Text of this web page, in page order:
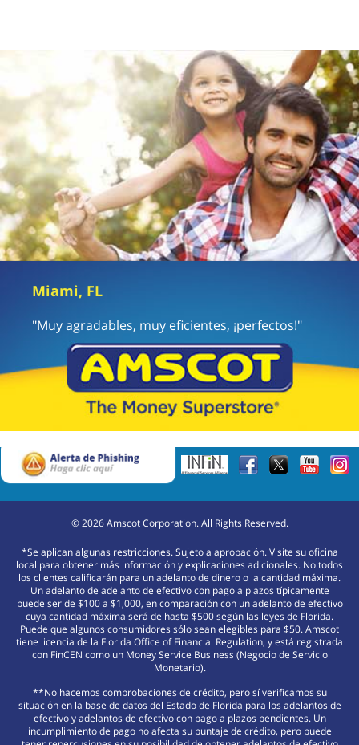
Miami, FL
"Muy agradables, muy eficientes, ¡perfectos!"
©2026Amscot Corporation. All Rights Reserved.
*Se aplican algunas restricciones. Sujeto a aprobación. Visite su oficina
local para obtener más información y explicaciones adicionales. No todos
los clientes calificarán para un adelanto de dinero o la cantidad máxima.
Un adelanto de adelanto de efectivo con pago a plazos típicamente
puede ser de $100 a $1,000, en comparación con un adelanto de efectivo
cuya cantidad máxima será de hasta $500 según las leyes de Florida.
Puede que algunos consumidores sólo sean elegibles para $50. Amscot
tiene licencia de la Florida Office of Financial Regulation, y está registrada
con FinCEN como un Money Service Business (Negocio de Servicio
Monetario).
**No hacemos comprobaciones de crédito, pero sí verificamos su
situación en la base de datos del Estado de Florida para los adelantos de
efectivo y adelantos de efectivo con pago a plazos pendientes. Un
incumplimiento de pago no afecta su puntaje de crédito, pero puede